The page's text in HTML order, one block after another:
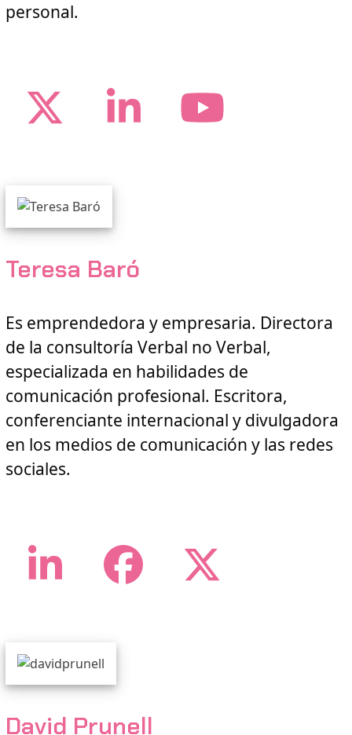
personal.
TwitterLinkedIn
Teresa Baró
Es emprendedora y empresaria. Directora
de la consultoría Verbal no Verbal,
especializada en habilidades de
comunicación profesional. Escritora,
conferenciante internacional y divulgadora
en los medios de comunicación y las redes
sociales.
LinkedIn
Facebook
Twitter
David Prunell